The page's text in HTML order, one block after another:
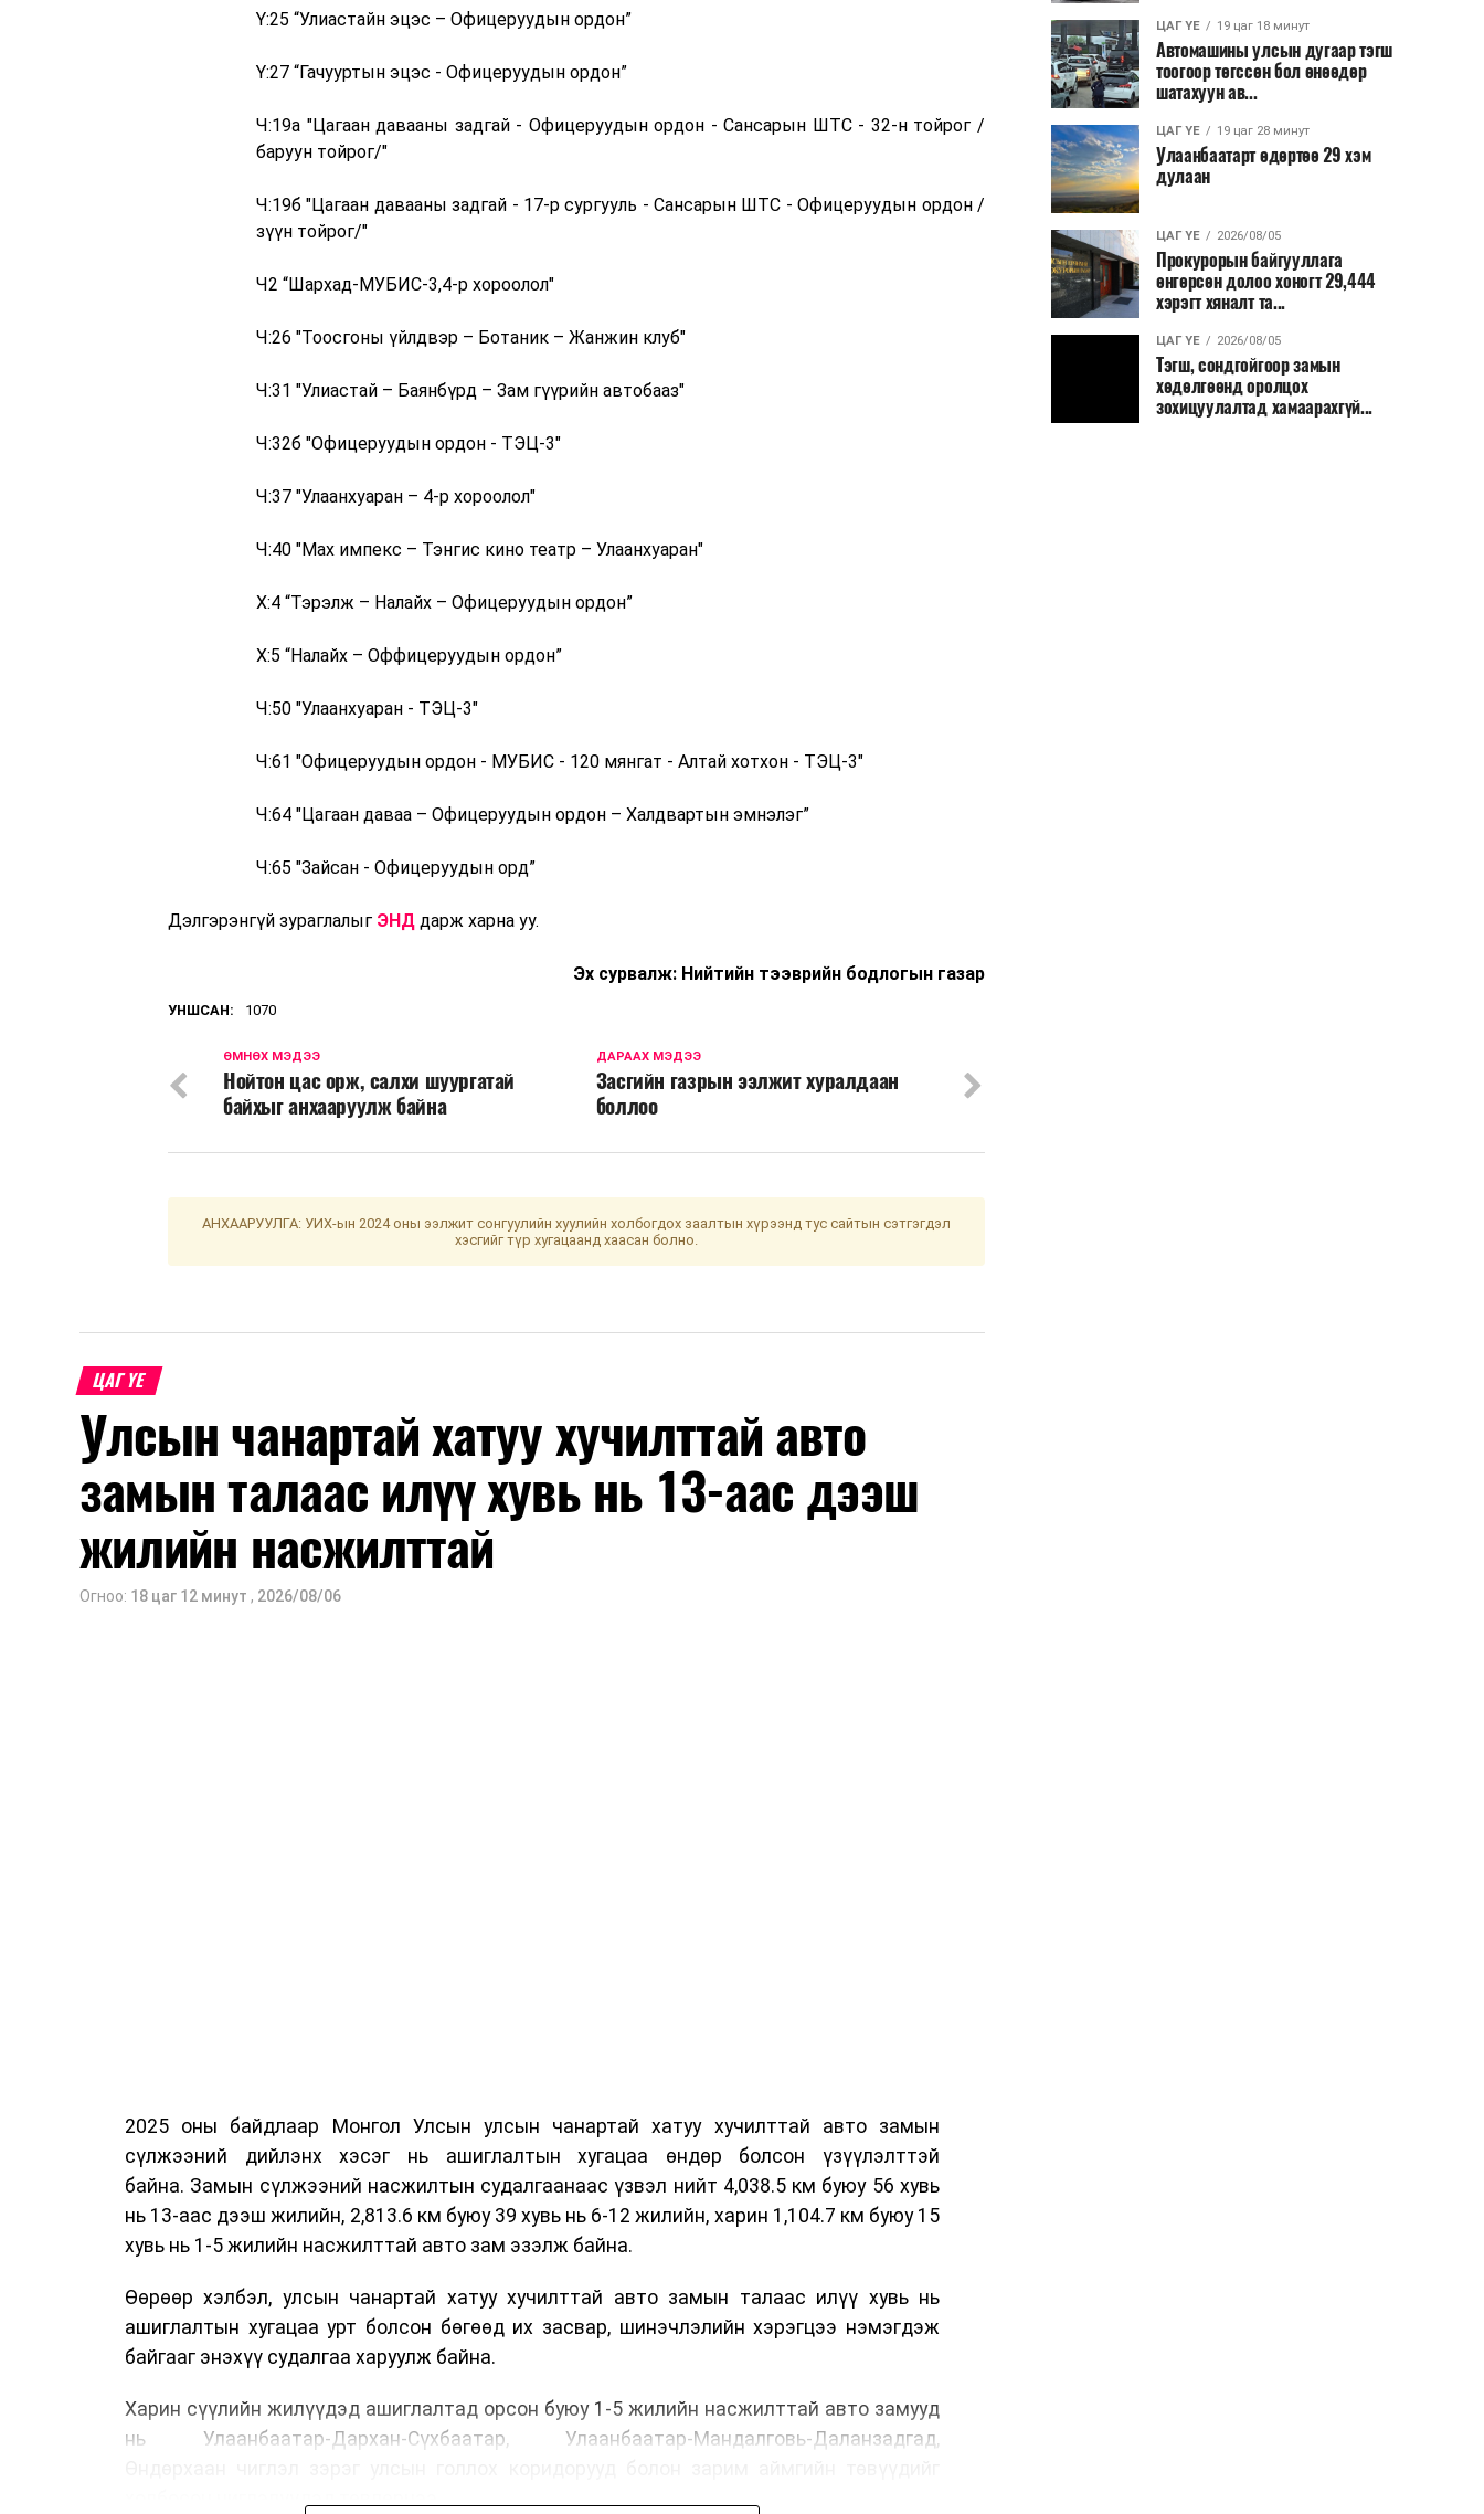
Ү:25 “Улиастайн эцэс – Офицеруудын ордон”
Ү:27 “Гачууртын эцэс - Офицеруудын ордон”
Ч:19а "Цагаан давааны задгай - Офицеруудын ордон - Сансарын ШТС - 32-н тойрог /
баруун тойрог/"
Ч:19б "Цагаан давааны задгай - 17-р сургууль - Сансарын ШТС - Офицеруудын ордон /
зүүн тойрог/"
Ч2 “Шархад-МУБИС-3,4-р хороолол"
Ч:26 "Тоосгоны үйлдвэр – Ботаник – Жанжин клуб"
Ч:31 "Улиастай – Баянбүрд – Зам гүүрийн автобааз"
Ч:32б "Офицеруудын ордон - ТЭЦ-3"
Ч:37 "Улаанхуаран – 4-р хороолол"
Ч:40 "Мах импекс – Тэнгис кино театр – Улаанхуаран"
Х:4 “Тэрэлж – Налайх – Офицеруудын ордон”
Х:5 “Налайх – Оффицеруудын ордон”
Ч:50 "Улаанхуаран - ТЭЦ-3"
Ч:61 "Офицеруудын ордон - МУБИС - 120 мянгат - Алтай хотхон - ТЭЦ-3"
Ч:64 "Цагаан даваа – Офицеруудын ордон – Халдвартын эмнэлэг”
Ч:65 "Зайсан - Офицеруудын орд”
Дэлгэрэнгүй зураглалыг ЭНД дарж харна уу.
Эх сурвалж: Нийтийн тээврийн бодлогын газар
УНШСАН: 1070
ДАРААХ МЭДЭЭ
Засгийн газрын ээлжит хуралдаан
боллоо
ӨМНӨХ МЭДЭЭ
Нойтон цас орж, салхи шуургатай
байхыг анхааруулж байна
АНХААРУУЛГА: УИХ-ын 2024 оны ээлжит сонгуулийн хуулийн холбогдох заалтын хүрээнд тус сайтын сэтгэгдэл
хэсгийг түр хугацаанд хаасан болно.
ЦАГ ҮЕ
Улсын чанартай хатуу хучилттай авто
замын талаас илүү хувь нь 13-аас дээш
жилийн насжилттай
Огноо: 18 цаг 12 минут , 2026/08/06
2025 оны байдлаар Монгол Улсын улсын чанартай хатуу хучилттай авто замын
сүлжээний дийлэнх хэсэг нь ашиглалтын хугацаа өндөр болсон үзүүлэлттэй
байна. Замын сүлжээний насжилтын судалгаанаас үзвэл нийт 4,038.5 км буюу 56 хувь
нь 13-аас дээш жилийн, 2,813.6 км буюу 39 хувь нь 6-12 жилийн, харин 1,104.7 км буюу 15
хувь нь 1-5 жилийн насжилттай авто зам эзэлж байна.
Өөрөөр хэлбэл, улсын чанартай хатуу хучилттай авто замын талаас илүү хувь нь
ашиглалтын хугацаа урт болсон бөгөөд их засвар, шинэчлэлийн хэрэгцээ нэмэгдэж
байгааг энэхүү судалгаа харуулж байна.
Харин сүүлийн жилүүдэд ашиглалтад орсон буюу 1-5 жилийн насжилттай авто замууд
нь Улаанбаатар-Дархан-Сүхбаатар, Улаанбаатар-Мандалговь-Даланзадгад,
ЦАГ ҮЕ 19 цаг 18 минут
Автомашины улсын дугаар тэгш
тоогоор төгссөн бол өнөөдөр
шатахуун ав...
ЦАГ ҮЕ 19 цаг 28 минут
Улаанбаатарт өдөртөө 29 хэм
дулаан
ЦАГ ҮЕ 2026/08/05
Прокурорын байгууллага
өнгөрсөн долоо хоногт 29,444
хэрэгт хяналт та...
ЦАГ ҮЕ 2026/08/05
Тэгш, сондгойгоор замын
хөдөлгөөнд оролцох
зохицуулалтад хамаарахгүй...